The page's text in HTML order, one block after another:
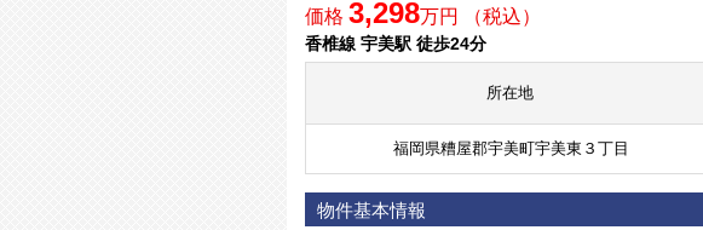
価格 3,298万円 （税込）
香椎線 宇美駅 徒歩24分
所在地
福岡県糟屋郡宇美町宇美東３丁目
物件基本情報